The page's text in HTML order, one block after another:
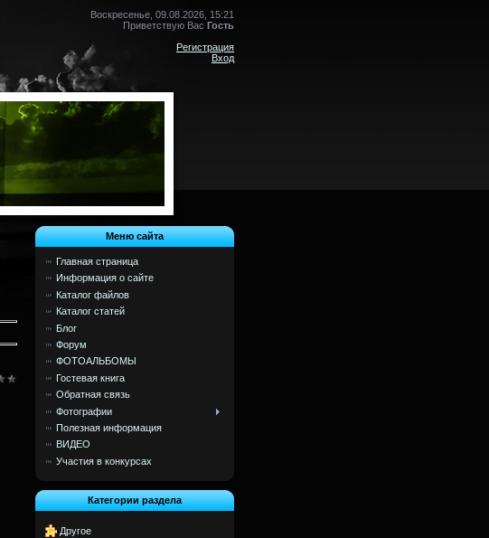
Воскресенье, 09.08.2026, 15:21
Приветствую Вас Гость
Регистрация
Вход
Меню сайта
Главная страница
Информация о сайте
Каталог файлов
Каталог статей
Блог
Форум
ФОТОАЛЬБОМЫ
Гостевая книга
Обратная связь
Фотографии
Полезная информация
ВИДЕО
Участия в конкурсах
Категории раздела
Другое